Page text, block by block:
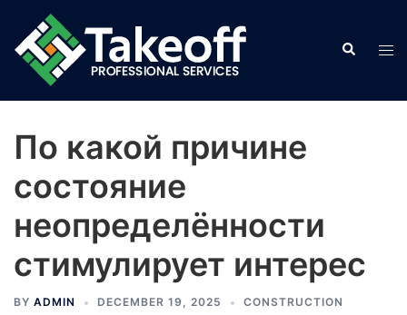
content
Search
По какой причине
состояние
неопределённости
стимулирует интерес
BY ADMIN DECEMBER 19, 2025 CONSTRUCTION